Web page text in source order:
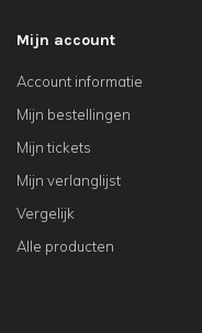
Mijn account
Account informatie
Mijn bestellingen
Mijn tickets
Mijn verlanglijst
Vergelijk
Alle producten